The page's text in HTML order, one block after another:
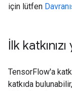
için lütfen
İlk katkınızı
TensorFlow'a
katkıda